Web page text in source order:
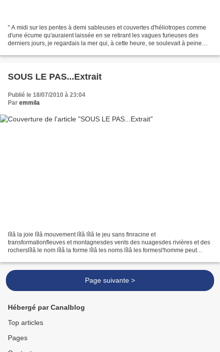
" A midi sur les pentes à demi sableuses et couvertes d'héliotropes comme
d'une écume qu'auraient laissée en se retirant les vagues furieuses des
derniers jours, je regardais la mer qui, à cette heure, se soulevait à peine
SOUS LE PAS...Extrait
Publié le 18/07/2010 à 23:04
Par emmila
lîlâ la joie lîlâ mouvement lîlâ lîlâ le jeu sans finracine et
transformationfleuves et montagnesdes vents des nuagesdes rivières et des
rocherslîlâ le nom lîlâ la forme lîlâ les noms lîlâ les formesl'homme peut
Page suivante >
Hébergé par Canalblog
Top articles
Pages